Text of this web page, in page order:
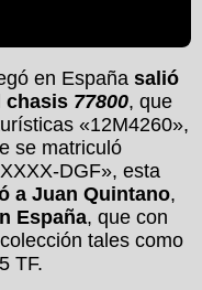
en España salió
chasis 77800, que
«12M4260»,
se matriculó
DGF», esta
a Juan Quintano,
España, que con
tales como
TF.